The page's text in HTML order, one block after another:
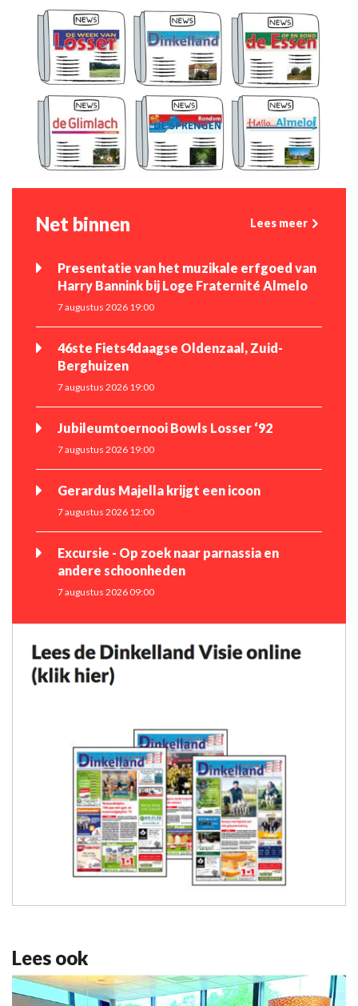
Net binnen Lees meer
Presentatie van het muzikale erfgoed van
Harry Bannink bij Loge Fraternité Almelo
7 augustus 2026 19:00
46ste Fiets4daagse Oldenzaal, Zuid-
Berghuizen
7 augustus 2026 19:00
Jubileumtoernooi Bowls Losser ‘92
7 augustus 2026 19:00
Gerardus Majella krijgt een icoon
7 augustus 2026 12:00
Excursie - Op zoek naar parnassia en
andere schoonheden
7 augustus 2026 09:00
Lees ook